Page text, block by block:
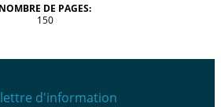
NOMBRE DE PAGES:
150
d'information